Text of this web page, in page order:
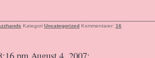
Kategori Uncategorized Kommentarer: 16
pm August 4, 2007: